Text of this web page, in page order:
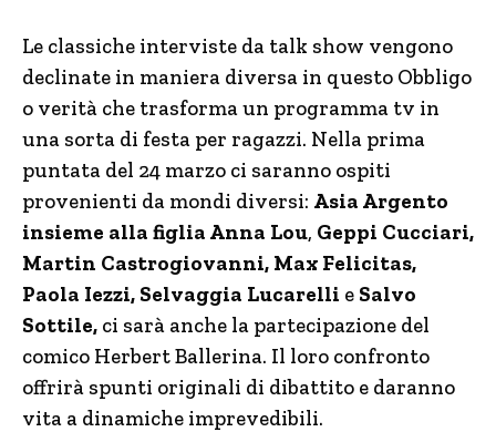
Le classiche interviste da talk show vengono
declinate in maniera diversa in questo Obbligo
o verità che trasforma un programma tv in
una sorta di festa per ragazzi. Nella prima
puntata del 24 marzo ci saranno ospiti
provenienti da mondi diversi: Asia Argento
insieme alla figlia Anna Lou, Geppi Cucciari,
Martin Castrogiovanni, Max Felicitas,
Paola Iezzi, Selvaggia Lucarelli e Salvo
Sottile, ci sarà anche la partecipazione del
comico Herbert Ballerina. Il loro confronto
offrirà spunti originali di dibattito e daranno
vita a dinamiche imprevedibili.